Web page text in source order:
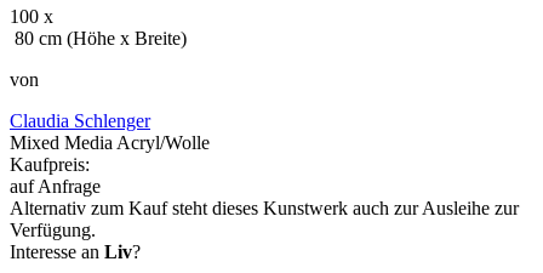
100 x
80 cm (Höhe x Breite)
von
Claudia Schlenger
Mixed Media Acryl/Wolle
Kaufpreis:
auf Anfrage
Alternativ zum Kauf steht dieses Kunstwerk auch zur Ausleihe zur
Verfügung.
Interesse an Liv?